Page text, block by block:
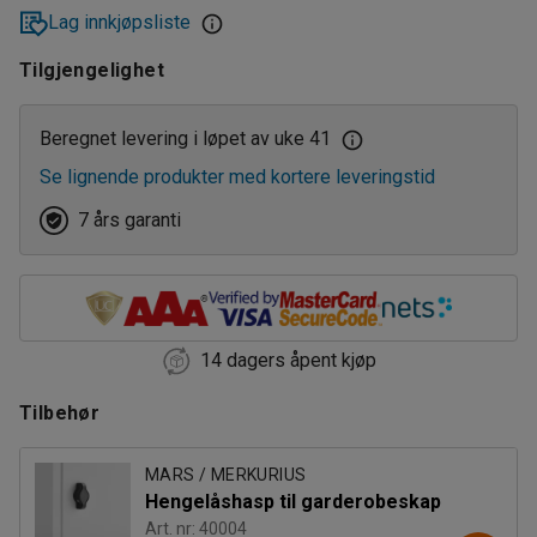
Lag innkjøpsliste
Tilgjengelighet
Beregnet levering i løpet av uke 41
Se lignende produkter med kortere leveringstid
7 års garanti
14 dagers åpent kjøp
Tilbehør
MARS / MERKURIUS
Hengelåshasp til garderobeskap
Art. nr: 40004